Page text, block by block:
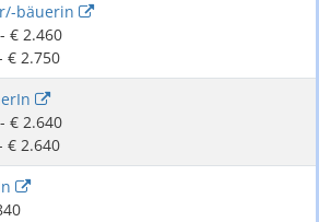
bäuerin
€ 2.460
€ 2.750
€ 2.640
€ 2.640